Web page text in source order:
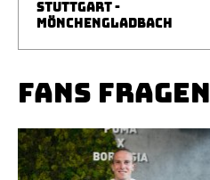
STUTTGART -
MÖNCHENGLADBACH
FANS FRAGEN